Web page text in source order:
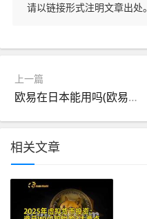
请以链接形式注明文章出处。
上一篇
欧易在日本能用吗(欧易在国内合法吗)
相关文章